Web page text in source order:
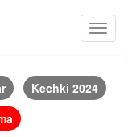
Kechki 2024